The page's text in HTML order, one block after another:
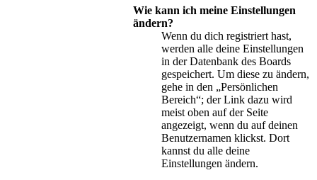
Wie kann ich meine Einstellungen
ändern?
Wenn du dich registriert hast,
werden alle deine Einstellungen
in der Datenbank des Boards
gespeichert. Um diese zu ändern,
gehe in den „Persönlichen
Bereich“; der Link dazu wird
meist oben auf der Seite
angezeigt, wenn du auf deinen
Benutzernamen klickst. Dort
kannst du alle deine
Einstellungen ändern.